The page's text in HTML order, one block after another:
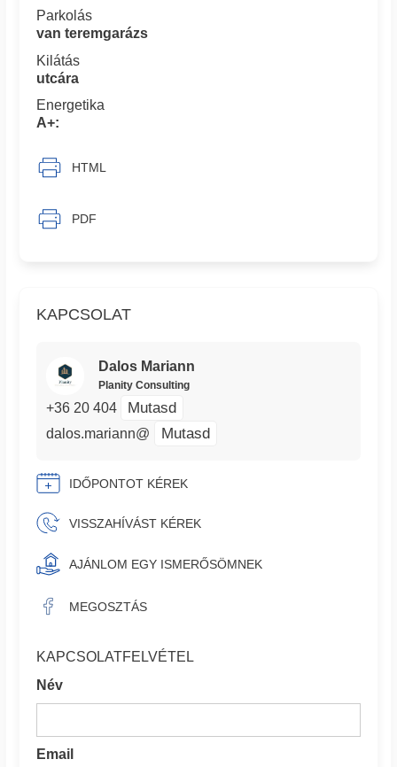
KAPCSOLAT
Dalos Mariann
Planity Consulting
+36 20 404 Mutasd
dalos.mariann@ Mutasd
IDŐPONTOT KÉREK
VISSZAHÍVÁST KÉREK
AJÁNLOM EGY ISMERŐSÖMNEK
MEGOSZTÁS
KAPCSOLATFELVÉTEL
Név
Email
Parkolás
van teremgarázs
Kilátás
utcára
Energetika
A+:
HTML
PDF